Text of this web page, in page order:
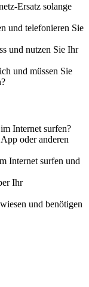
Ersatz solange
und telefonieren Sie
und nutzen Sie Ihr
und müssen Sie
Internet surfen?
oder anderen
Internet surfen und
Ihr
und benötigen